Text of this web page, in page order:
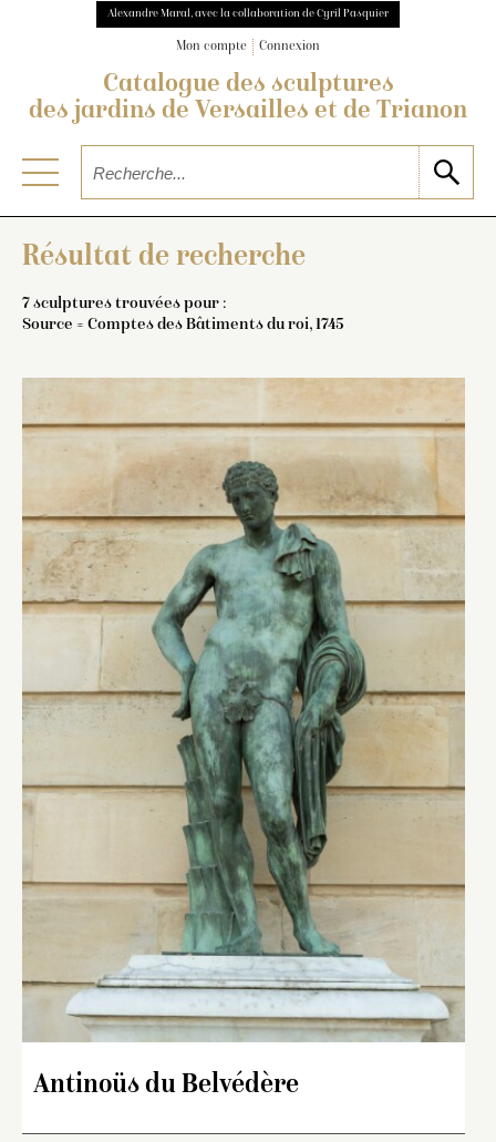
Alexandre Maral, avec la collaboration de Cyril Pasquier
Mon compte Connexion
Catalogue des sculptures
des jardins de Versailles et de Trianon
Résultat de recherche
7 sculptures trouvées pour :
Source = Comptes des Bâtiments du roi, 1745
Antinoüs du Belvédère